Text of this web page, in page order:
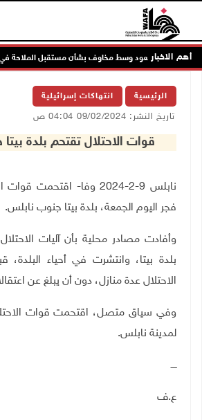
أهم الاخبار
تواصل الصعود وسط مخاوف بشأن مستقبل الملاحة في
الرئيسية انتهاكات إسرائيلية
تاريخ النشر: 09/02/2024 04:04 ص
قوات الاحتلال تقتحم بلدة
نابلس 9-2-2024 وفا- اقتحمت
فجر اليوم الجمعة، بلدة بيتا جنوب نابلس.
وأفادت مصادر محلية بأن آليات
بلدة بيتا، وانتشرت في أحياء
الاحتلال عدة منازل، دون أن يبلغ عن
وفي سياق متصل، اقتحمت قوات
لمدينة نابلس.
ــــ
ع.ف